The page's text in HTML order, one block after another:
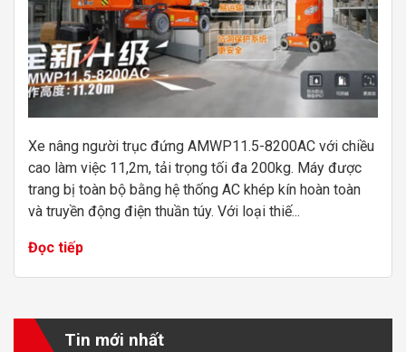
Xe nâng người trục đứng AMWP11.5-8200AC với chiều
cao làm việc 11,2m, tải trọng tối đa 200kg. Máy được
trang bị toàn bộ bằng hệ thống AC khép kín hoàn toàn
và truyền động điện thuần túy. Với loại thiế...
Đọc tiếp
Tin mới nhất